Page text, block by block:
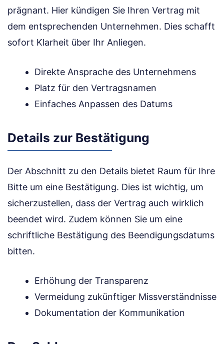
prägnant. Hier kündigen Sie Ihren Vertrag mit
dem entsprechenden Unternehmen. Dies schafft
sofort Klarheit über Ihr Anliegen.
Direkte Ansprache des Unternehmens
Platz für den Vertragsnamen
Einfaches Anpassen des Datums
Details zur Bestätigung
Der Abschnitt zu den Details bietet Raum für Ihre
Bitte um eine Bestätigung. Dies ist wichtig, um
sicherzustellen, dass der Vertrag auch wirklich
beendet wird. Zudem können Sie um eine
schriftliche Bestätigung des Beendigungsdatums
bitten.
Erhöhung der Transparenz
Vermeidung zukünftiger Missverständnisse
Dokumentation der Kommunikation